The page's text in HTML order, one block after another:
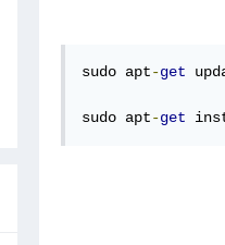
sudo apt-get
sudo apt-get